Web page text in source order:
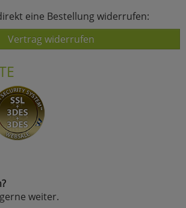
eine Bestellung widerrufen:
Vertrag widerrufen
weiter.